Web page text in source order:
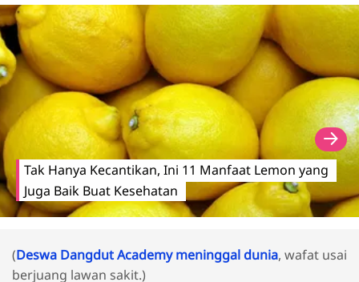
Tak Hanya Kecantikan, Ini 11 Manfaat Lemon yang
Juga Baik Buat Kesehatan
(Deswa Dangdut Academy meninggal dunia, wafat usai
berjuang lawan sakit.)